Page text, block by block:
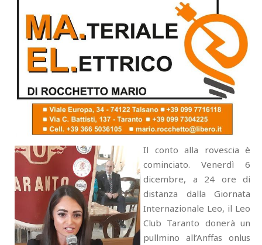
Il conto alla rovescia è
cominciato. Venerdì 6
dicembre, a 24 ore di
distanza dalla Giornata
Internazionale Leo, il Leo
Club Taranto donerà un
pullmino all’Anffas onlus